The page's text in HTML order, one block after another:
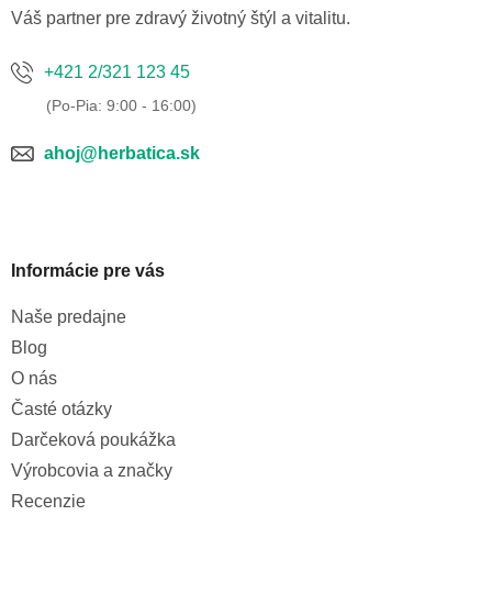
Váš partner pre zdravý životný štýl a vitalitu.
+421 2/321 123 45
ahoj@herbatica.sk
Informácie pre vás
Naše predajne
Blog
O nás
Časté otázky
Darčeková poukážka
Výrobcovia a značky
Recenzie